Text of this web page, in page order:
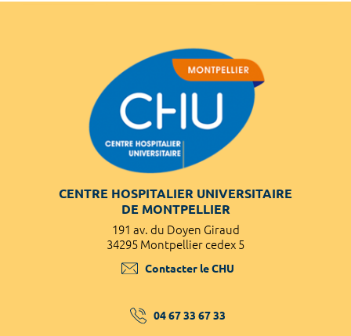
CENTRE HOSPITALIER UNIVERSITAIRE
DE MONTPELLIER
191 av. du Doyen Giraud
34295 Montpellier cedex 5
Contacter le CHU
04 67 33 67 33